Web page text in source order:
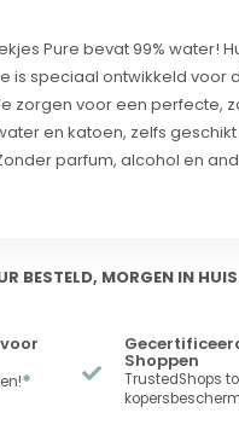
Pure bevat 99% water!
is speciaal ontwikkeld voor
zorgen voor een perfecte,
en katoen, zelfs
parfum, alcohol en
BESTELD, MORGEN IN
*
Shoppen
TrustedShops